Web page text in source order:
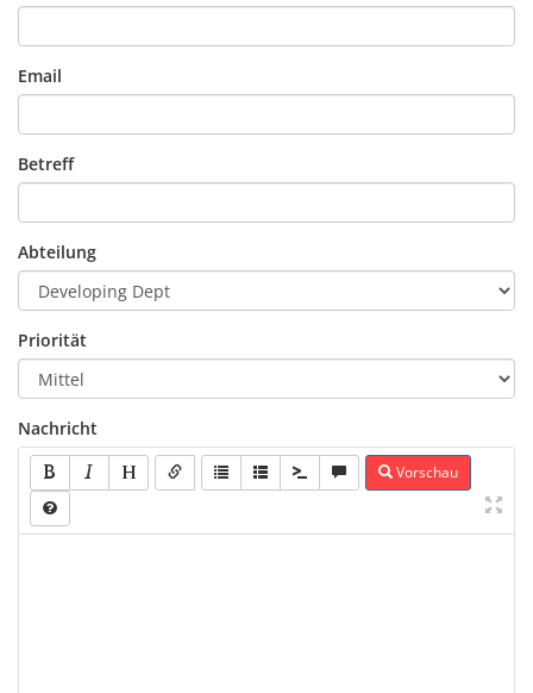
Email
Betreff
Abteilung
Priorität
Nachricht
Vorschau